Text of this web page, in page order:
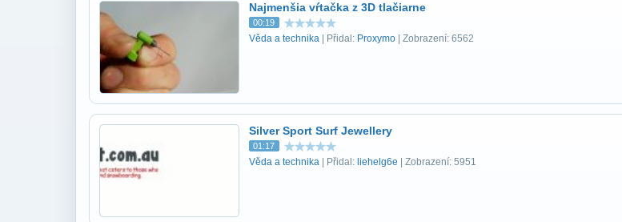
Najmenšia vŕtačka z 3D tlačiarne
00:19
Věda a technika | Přidal: Proxymo | Zobrazení: 6562
Silver Sport Surf Jewellery
01:17
Věda a technika | Přidal: liehelg6e | Zobrazení: 5951